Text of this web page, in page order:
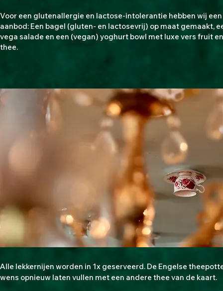
Voor een glutenallergie en lactose-intolerantie hebben wij
aanbod: Een bagel (gluten- en lactosevrij) op maat gemaakt,
vega salade en een (vegan) yoghurt bowl met luxe vers fruit
thee.
Alle lekkernijen worden in 1x geserveerd. De Engelse
wens opnieuw laten vullen met een andere thee van de kaart.